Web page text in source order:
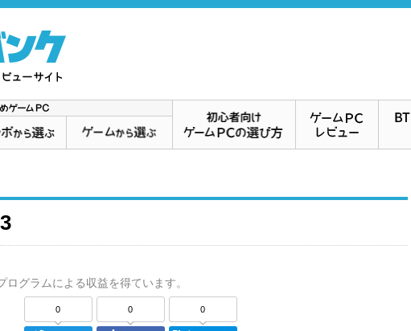
グラムによる収益を得ています。
0 0 0